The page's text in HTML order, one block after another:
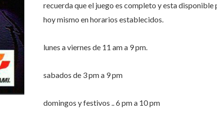
recuerda que el juego es completo y esta disponible
hoy mismo en horarios establecidos.
lunes a viernes de 11 am a 9 pm.
sabados de 3 pm a 9 pm
domingos y festivos .. 6 pm a 10 pm